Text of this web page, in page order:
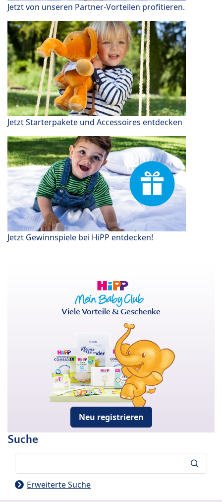
Jetzt von unseren Partner-Vorteilen profitieren.
Jetzt Starterpakete und Accessoires entdecken
Jetzt Gewinnspiele bei HiPP entdecken!
Viele Vorteile & Geschenke
Neu registrieren
Suche
Erweiterte Suche